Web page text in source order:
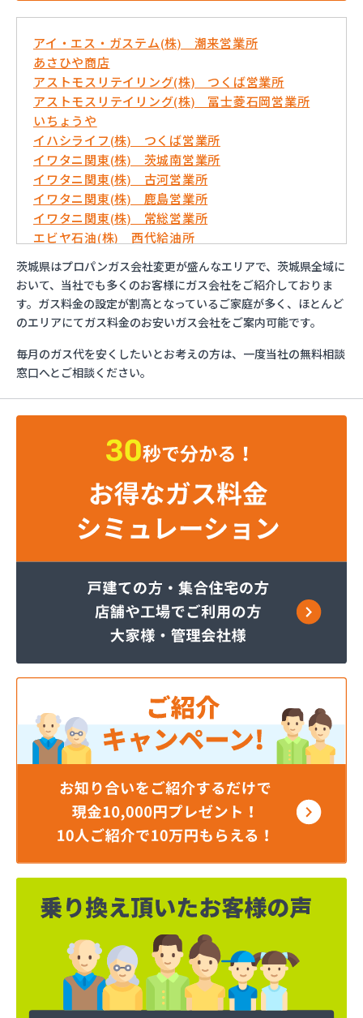
アイ・エス・ガステム(株) 潮来営業所
あさひや商店
アストモスリテイリング(株) つくば営業所
アストモスリテイリング(株) 冨士菱石岡営業所
いちょうや
イハシライフ(株) つくば営業所
イワタニ関東(株) 茨城南営業所
イワタニ関東(株) 古河営業所
イワタニ関東(株) 鹿島営業所
イワタニ関東(株) 常総営業所
エビヤ石油(株) 西代給油所
おおくにや(株)
おんせん屋
カメイ(株) 茨城支店
かもめガス(株) つくば支店
かもめガス(株) 石岡支店
かもめガス(株) 鉾田営業所
つくばね石油(株)
つくば市谷田部農業協同組合
トヤマ商店
なめがた農機燃料(株) ガスセンター
ふじた燃料
やさと農業協同組合
よしのや石油店
リフォメックスナカヤマ(有)
磯山石油店
稲葉燃料店
茨城むつみ農業協同組合 ガス事業所
茨城屋商店
茨石商事(株)
宇田川(株) 坂東営業所
宇田川(株) 取手販売所
羽成商店
羽生商店
羽鳥商店
奥野谷浜産業(株)
横田商事(株)
岡田屋商店
岡野商店
下生燃料店
加藤石油(有)
茨城県はプロパンガス会社変更が盛んなエリアで、茨城県全域に
おいて、当社でも多くのお客様にガス会社をご紹介しておりま
す。ガス料金の設定が割高となっているご家庭が多く、ほとんど
のエリアにてガス料金のお安いガス会社をご案内可能です。
毎月のガス代を安くしたいとお考えの方は、一度当社の無料相談
窓口へとご相談ください。